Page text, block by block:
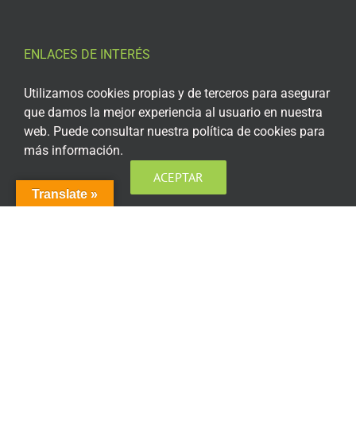
ENLACES DE INTERÉS
Aviso Legal
Política de privacidad
Política de privacidad Redes Sociales
Política de cookies
Translate »
Utilizamos cookies propias y de terceros para asegurar
que damos la mejor experiencia al usuario en nuestra
web. Puede consultar nuestra política de cookies para
más información.
ACEPTAR